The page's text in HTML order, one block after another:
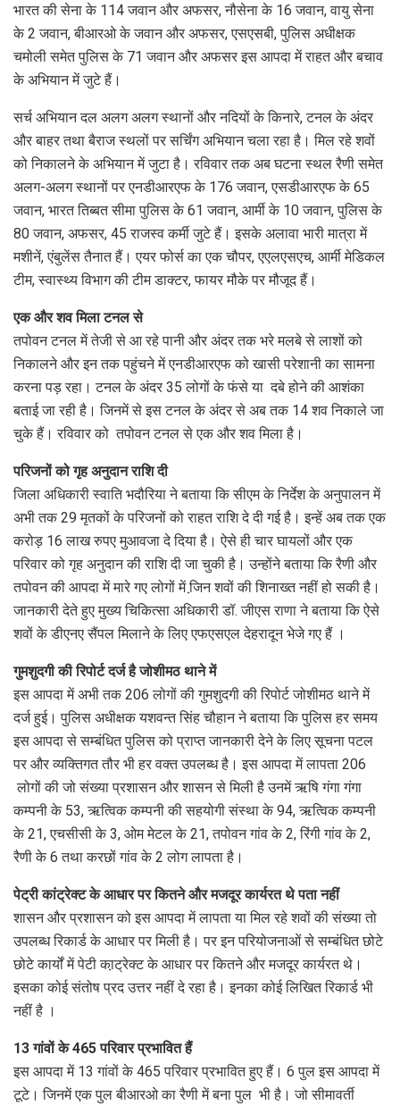
भारत की सेना के 114 जवान और अफसर, नौसेना के 16 जवान, वायु सेना
के 2 जवान, बीआरओ के जवान और अफसर, एसएसबी, पुलिस अधीक्षक
चमोली समेत पुलिस के 71 जवान और अफसर इस आपदा में राहत और बचाव
के अभियान में जुटे हैं।
सर्च अभियान दल अलग अलग स्थानों और नदियों के किनारे, टनल के अंदर
और बाहर तथा बैराज स्थलों पर सर्चिंग अभियान चला रहा है। मिल रहे शवों
को निकालने के अभियान में जुटा है। रविवार तक अब घटना स्थल रैणी समेत
अलग-अलग स्थानों पर एनडीआरएफ के 176 जवान, एसडीआरएफ के 65
जवान, भारत तिब्बत सीमा पुलिस के 61 जवान, आर्मी के 10 जवान, पुलिस के
80 जवान, अफसर, 45 राजस्व कर्मी जुटे हैं। इसके अलावा भारी मात्रा में
मशीनें, एंबुलेंस तैनात हैं। एयर फोर्स का एक चौपर, एएलएसएच, आर्मी मेडिकल
टीम, स्वास्थ्य विभाग की टीम डाक्टर, फायर मौके पर मौजूद हैं।
एक और शव मिला टनल से
तपोवन टनल में तेजी से आ रहे पानी और अंदर तक भरे मलबे से लाशों को
निकालने और इन तक पहुंचने में एनडीआरएफ को खासी परेशानी का सामना
करना पड़ रहा। टनल के अंदर 35 लोगों के फंसे या दबे होने की आशंका
बताई जा रही है। जिनमें से इस टनल के अंदर से अब तक 14 शव निकाले जा
चुके हैं। रविवार को तपोवन टनल से एक और शव मिला है।
परिजनों को गृह अनुदान राशि दी
जिला अधिकारी स्वाति भदौरिया ने बताया कि सीएम के निर्देश के अनुपालन में
अभी तक 29 मृतकों के परिजनों को राहत राशि दे दी गई है। इन्हें अब तक एक
करोड़ 16 लाख रुपए मुआवजा दे दिया है। ऐसे ही चार घायलों और एक
परिवार को गृह अनुदान की राशि दी जा चुकी है। उन्होंने बताया कि रैणी और
तपोवन की आपदा में मारे गए लोगों में जि़न शवों की शिनाख्त नहीं हो सकी है।
जानकारी देते हुए मुख्य चिकित्सा अधिकारी डॉ. जीएस राणा ने बताया कि ऐसे
शवों के डीएनए सैंपल मिलाने के लिए एफएसएल देहरादून भेजे गए हैं ।
गुमशुदगी की रिपोर्ट दर्ज है जोशीमठ थाने में
इस आपदा में अभी तक 206 लोगों की गुमशुदगी की रिपोर्ट जोशीमठ थाने में
दर्ज हुई। पुलिस अधीक्षक यशवन्त सिंह चौहान ने बताया कि पुलिस हर समय
इस आपदा से सम्बंधित पुलिस को प्राप्त जानकारी देने के लिए सूचना पटल
पर और व्यक्तिगत तौर भी हर वक्त उपलब्ध है। इस आपदा में लापता 206
लोगों की जो संख्या प्रशासन और शासन से मिली है उनमें ऋषि गंगा गंगा
कम्पनी के 53, ऋत्विक कम्पनी की सहयोगी संस्था के 94, ऋत्विक कम्पनी
के 21, एचसीसी के 3, ओम मेटल के 21, तपोवन गांव के 2, रिंगी गांव के 2,
रैणी के 6 तथा करछों गांव के 2 लोग लापता है।
पेट्री कांट्रेक्ट के आधार पर कितने और मजदूर कार्यरत थे पता नहीं
शासन और प्रशासन को इस आपदा में लापता या मिल रहे शवों की संख्या तो
उपलब्ध रिकार्ड के आधार पर मिली है। पर इन परियोजनाओं से सम्बंधित छोटे
छोटे कार्यों में पेटी का़ट्रेक्ट के आधार पर कितने और मजदूर कार्यरत थे।
इसका कोई संतोष प्रद उत्तर नहीं दे रहा है। इनका कोई लिखित रिकार्ड भी
नहीं है ।
13 गांवों के 465 परिवार प्रभावित हैं
इस आपदा में 13 गांवों के 465 परिवार प्रभावित हुए हैं। 6 पुल इस आपदा में
टूटे। जिनमें एक पुल बीआरओ का रैणी में बना पुल भी है। जो सीमावर्ती